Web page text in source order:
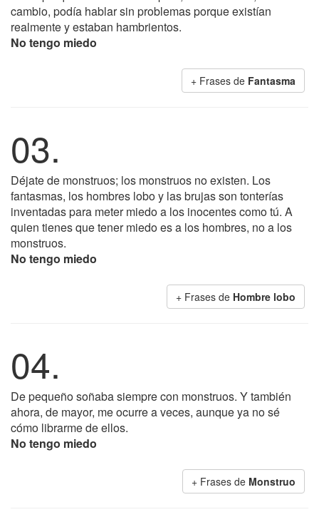
cambio, podía hablar sin problemas porque existían
realmente y estaban hambrientos.
No tengo miedo
+ Frases de Fantasma
03.
Déjate de monstruos; los monstruos no existen. Los
fantasmas, los hombres lobo y las brujas son tonterías
inventadas para meter miedo a los inocentes como tú. A
quien tienes que tener miedo es a los hombres, no a los
monstruos.
No tengo miedo
+ Frases de Hombre lobo
04.
De pequeño soñaba siempre con monstruos. Y también
ahora, de mayor, me ocurre a veces, aunque ya no sé
cómo librarme de ellos.
No tengo miedo
+ Frases de Monstruo